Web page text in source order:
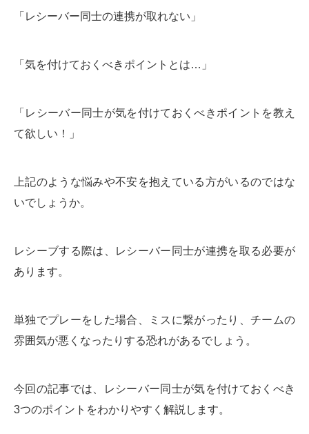
「レシーバー同士の連携が取れない」
「気を付けておくべきポイントとは…」
「レシーバー同士が気を付けておくべきポイントを教え
て欲しい！」
上記のような悩みや不安を抱えている方がいるのではな
いでしょうか。
レシーブする際は、レシーバー同士が連携を取る必要が
あります。
単独でプレーをした場合、ミスに繋がったり、チームの
雰囲気が悪くなったりする恐れがあるでしょう。
今回の記事では、レシーバー同士が気を付けておくべき
3つのポイントをわかりやすく解説します。